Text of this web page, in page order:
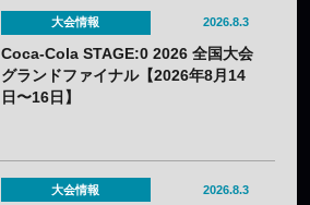
大会情報 2026.8.3
Coca-Cola STAGE:0 2026 全国大会
グランドファイナル【2026年8月14
日〜16日】
大会情報 2026.8.3